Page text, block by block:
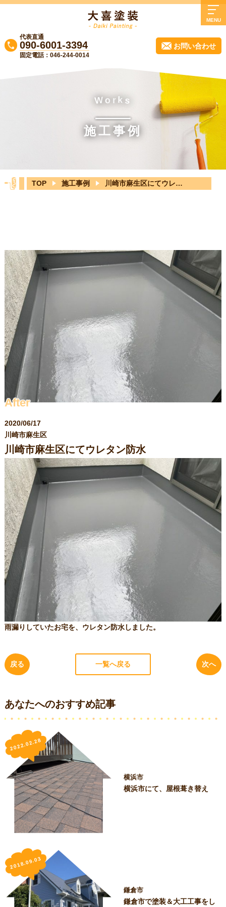
代表直通
090-6001-3394
固定電話：046-244-0014
お問い合わせ
MENU
大喜塗装について
業務内容
よくある質問
実質負担0円リフォーム！無料診断受付中
ブログ
W o r k s
施工事例
TOP 施工事例 川崎市麻生区にてウレタン防水
After
2020/06/17
川崎市麻生区
川崎市麻生区にてウレタン防水
雨漏りしていたお宅を、ウレタン防水しました。
戻る 一覧へ戻る 次へ
あなたへのおすすめ記事
2022.02.28
横浜市
横浜市にて、屋根葺き替え
2018.09.03
鎌倉市
鎌倉市で塗装＆大工工事をし